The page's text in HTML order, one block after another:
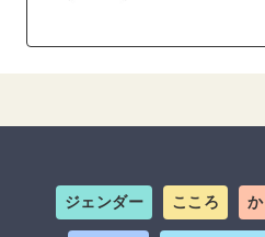
ジェンダー こころ